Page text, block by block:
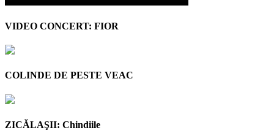
VIDEO CONCERT: FIOR
COLINDE DE PESTE VEAC
ZICĂLAŞII: Chindiile